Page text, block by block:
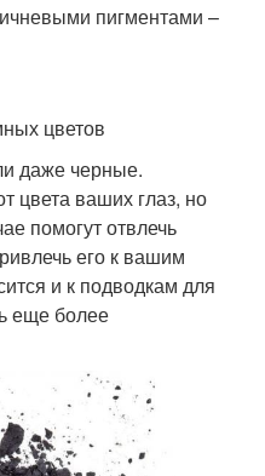
пигментами –
цветов
даже черные.
цвета ваших глаз, но
помогут отвлечь
его к вашим
и к подводкам для
еще более